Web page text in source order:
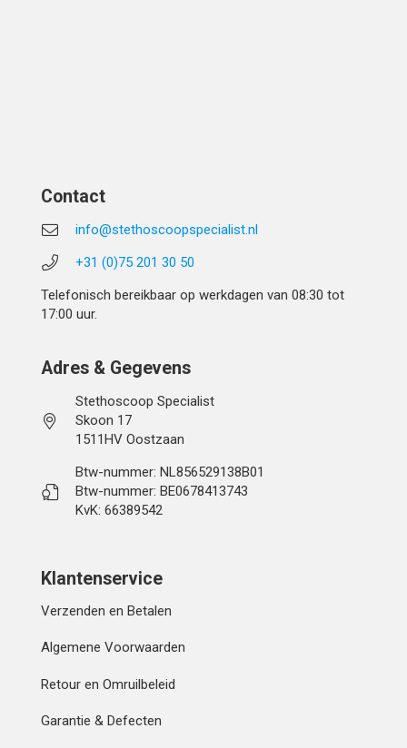
Contact
info@stethoscoopspecialist.nl
+31 (0)75 201 30 50
Telefonisch bereikbaar op werkdagen van 08:30 tot
17:00 uur.
Adres & Gegevens
Stethoscoop Specialist
Skoon 17
1511HV Oostzaan
Btw-nummer: NL856529138B01
Btw-nummer: BE0678413743
KvK: 66389542
Klantenservice
Verzenden en Betalen
Algemene Voorwaarden
Retour en Omruilbeleid
Garantie & Defecten